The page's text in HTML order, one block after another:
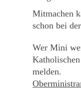
Mitmachen
schon bei
Wer Mini
melden.